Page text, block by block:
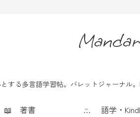
する多言語学習帖。バレットジャーナル
📖 著書 語学・